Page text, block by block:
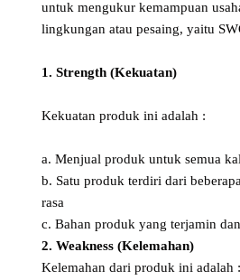
untuk mengukur kemampuan
lingkungan atau pesaing, yaitu
1. Strength (Kekuatan)
Kekuatan produk ini adalah :
a. Menjual produk untuk semua
b. Satu produk terdiri dari
rasa
c. Bahan produk yang terjamin
2. Weakness (Kelemahan)
Kelemahan dari produk ini adalah :